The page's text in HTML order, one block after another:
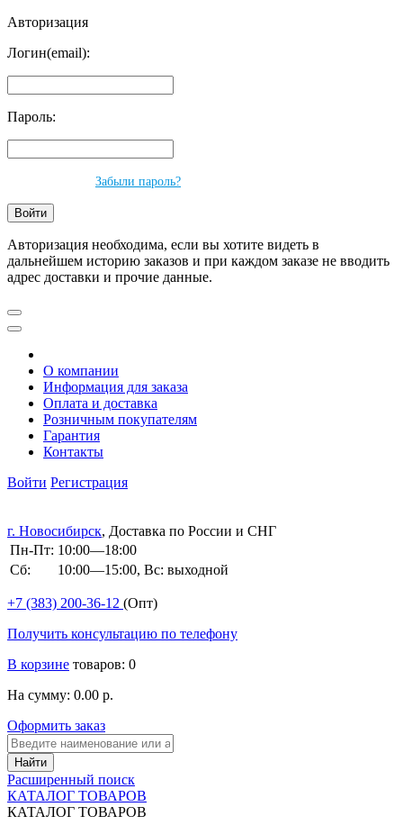
Авторизация
Логин(email):
Пароль:
Забыли пароль?
Авторизация необходима, если вы хотите видеть в
дальнейшем историю заказов и при каждом заказе не вводить
адрес доставки и прочие данные.
О компании
Информация для заказа
Оплата и доставка
Розничным покупателям
Гарантия
Контакты
Войти Регистрация
г. Новосибирск, Доставка по России и СНГ
Пн-Пт: 10:00—18:00
Сб:
10:00—15:00, Вс: выходной
+7 (383) 200-36-12 (Опт)
Получить консультацию по телефону
В корзине товаров: 0
На сумму: 0.00 р.
Оформить заказ
Расширенный поиск
КАТАЛОГ ТОВАРОВ
КАТАЛОГ ТОВАРОВ